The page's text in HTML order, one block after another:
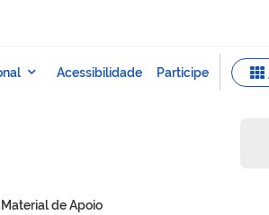
Material de Apoio